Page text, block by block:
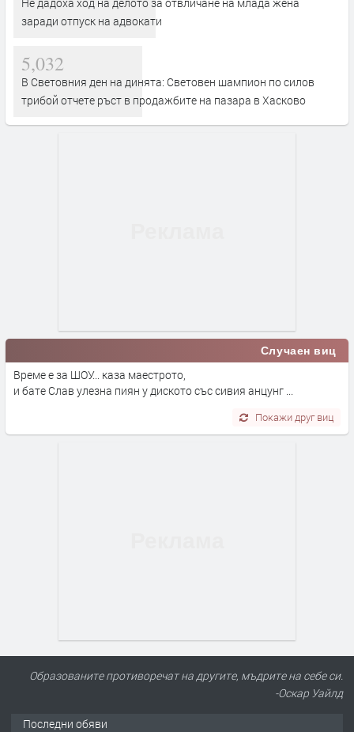
заради отпуск на адвокати
5,032
В Световния ден на динята: Световен шампион по силов
трибой отчете ръст в продажбите на пазара в Хасково
Случаен виц
Време е за ШОУ... каза маестрото,
и бате Слав улезна пиян у диското със сивия анцунг ...
Покажи друг виц
Образованите противоречат на другите, мъдрите на себе си.
-Оскар Уайлд
Последни обяви